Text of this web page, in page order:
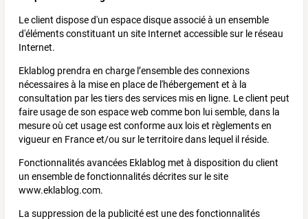
Le client dispose d'un espace disque associé à un ensemble
d'éléments constituant un site Internet accessible sur le réseau
Internet.
Eklablog prendra en charge l’ensemble des connexions
nécessaires à la mise en place de l'hébergement et à la
consultation par les tiers des services mis en ligne. Le client peut
faire usage de son espace web comme bon lui semble, dans la
mesure où cet usage est conforme aux lois et règlements en
vigueur en France et/ou sur le territoire dans lequel il réside.
Fonctionnalités avancées Eklablog met à disposition du client
un ensemble de fonctionnalités décrites sur le site
www.eklablog.com.
La suppression de la publicité est une des fonctionnalités